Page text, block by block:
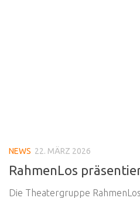
NEWS 22. MÄRZ 2026
RahmenLos
Die Theatergruppe